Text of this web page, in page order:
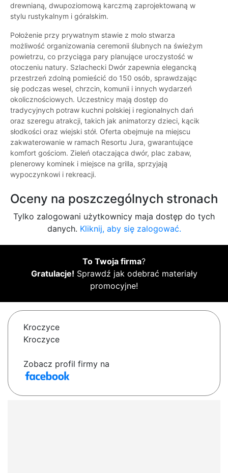
drewnianą, dwupoziomową karczmą zaprojektowaną w
stylu rustykalnym i góralskim.
Położenie przy prywatnym stawie z molo stwarza
możliwość organizowania ceremonii ślubnych na świeżym
powietrzu, co przyciąga pary planujące uroczystość w
otoczeniu natury. Szlachecki Dwór zapewnia elegancką
przestrzeń zdolną pomieścić do 150 osób, sprawdzając
się podczas wesel, chrzcin, komunii i innych wydarzeń
okolicznościowych. Uczestnicy mają dostęp do
tradycyjnych potraw kuchni polskiej i regionalnych dań
oraz szeregu atrakcji, takich jak animatorzy dzieci, kącik
słodkości oraz wiejski stół. Oferta obejmuje na miejscu
zakwaterowanie w ramach Resortu Jura, gwarantujące
komfort gościom. Zieleń otaczająca dwór, plac zabaw,
plenerowy kominek i miejsce na grilla, sprzyjają
wypoczynkowi i rekreacji.
Oceny na poszczególnych stronach
Tylko zalogowani użytkownicy maja dostęp do tych
danych. Kliknij, aby się zalogować.
To Twoja firma?
Gratulacje! Sprawdź jak odebrać materiały
promocyjne!
Kroczyce
Kroczyce
Zobacz profil firmy na